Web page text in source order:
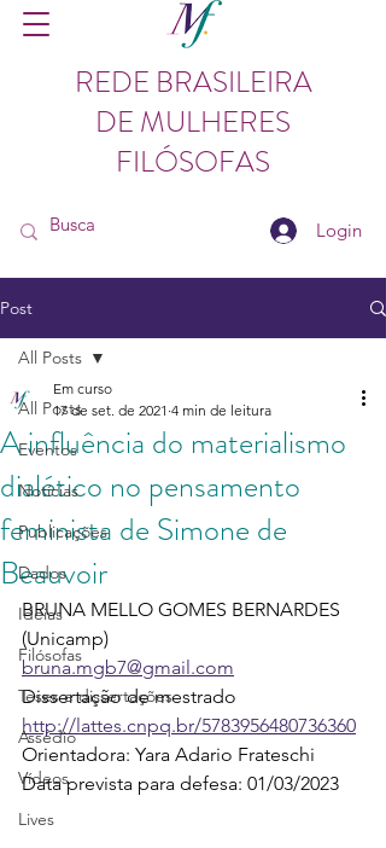
REDE BRASILEIRA
DE MULHERES
FILÓSOFAS
Login
Post
All Posts
Eventos
Notícias
Publicações
Dados
Ideias
Filósofas
Teses e dissertações
Assédio
Vídeos
Lives
All Posts
A influência do materialismo
dialético no pensamento
feminista de Simone de
Beauvoir
Em curso
17 de set. de 2021 4 min de leitura
BRUNA MELLO GOMES BERNARDES
(Unicamp)
bruna.mgb7@gmail.com
Dissertação de mestrado
http://lattes.cnpq.br/5783956480736360
Orientadora: Yara Adario Frateschi
Data prevista para defesa: 01/03/2023